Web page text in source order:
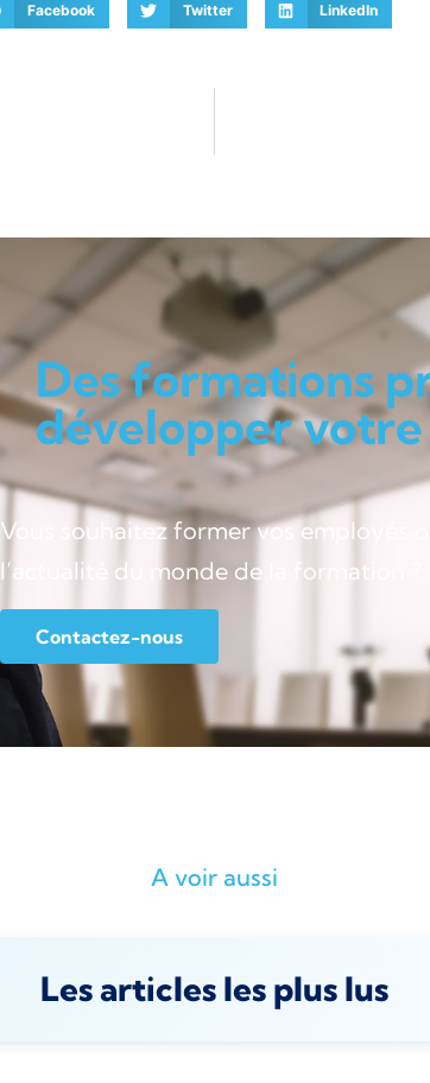
Facebook Twitter LinkedIn
Des formations
développer
Vous souhaitez former vos employés
l’actualité du monde de la formation ?
Contactez-nous
A voir aussi
Les articles les plus lus